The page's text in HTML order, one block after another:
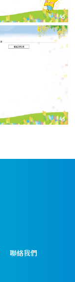
聯絡我們